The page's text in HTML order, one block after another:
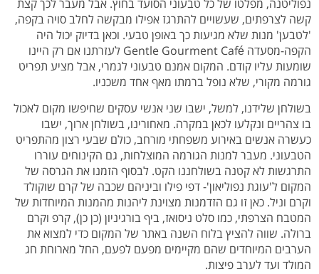
נפוליטנה, מפלטו של כל טבעוני הסועד בחוץ. אבל מעבר לכך קצת
קשה לצרפתים, שעשויים להתרגז אפילו מבקשה לחלב סויה בקפה,
'לטבען' מנות שלא מגיעות כך באופן טבעי. וכאן בדיוק יכול היה
הקפה-מסעדה Gentle Gourment Café לעזרתנו אם רק היינו
שומעות עליו קודם. המקום אמנם טבעוני לגמרי, אבל מציע תפריט
גורמה מקורי, שלא נופל ברמתו מאף אחד משכניו.
בשולחן שלידנו, למשל, ישבו שני אנשי עסקים שחיפשו מקום לאכול
בו צהריים ונקלעו לכאן במקרה. מאחורינו, בשולחן ארוך, ישבו
כעשרה אנשים באירוע משפחתי מורחב, כולם שבעי רצון מהתפריט
הטבעוני. מעבר למנות הגורמה המוצלחות, גם הקינוחים עוררו
התרגשות לא קטנה בשולחננו הקט. לבסוף הזמנו את הגרסה של
המקום ל'עוגת נפוליאון'- דפי פילו וביניהם שכבה של קרם שוקולד
וקרם וניל. כאן זו גם הזדמנות מצוינת ליהנות מהמנות המיוחדות של
המטבח הצרפתי, כמו סלט ניסואז, ביף בורגיניון (כן כן), קרפ וקרם
ברולה. שווה להציץ בלוח השנה באתר של המקום כדי למצוא את
הערבים המיוחדים שהם מקיימים מפעם לפעם, החל מארוחת חג
המולד ועד לערב פיצות.